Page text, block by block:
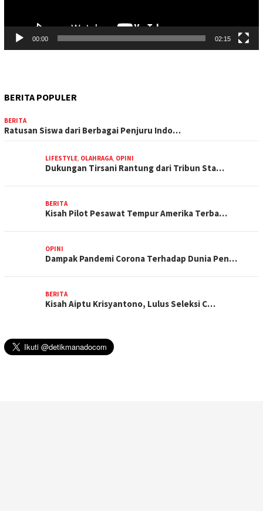
00:00 02:15
BERITA POPULER
BERITA
Ratusan Siswa dari Berbagai Penjuru Indo…
LIFESTYLE, OLAHRAGA, OPINI
Dukungan Tirsani Rantung dari Tribun Sta…
BERITA
Kisah Pilot Pesawat Tempur Amerika Terba…
OPINI
Dampak Pandemi Corona Terhadap Dunia Pen…
BERITA
Kisah Aiptu Krisyantono, Lulus Seleksi C…